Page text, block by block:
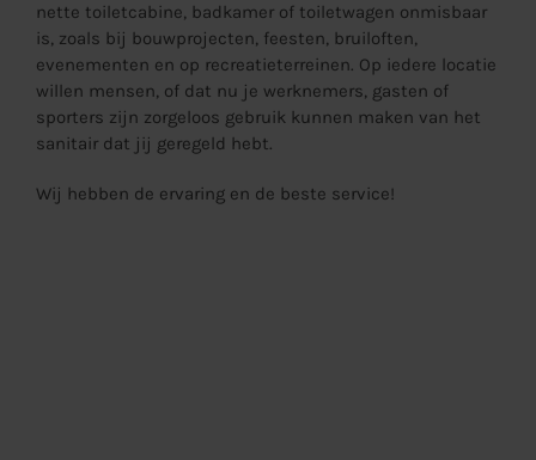
nette toiletcabine, badkamer of toiletwagen onmisbaar
is, zoals bij bouwprojecten, feesten, bruiloften,
evenementen en op recreatieterreinen. Op iedere locatie
willen mensen, of dat nu je werknemers, gasten of
sporters zijn zorgeloos gebruik kunnen maken van het
sanitair dat jij geregeld hebt.
Wij hebben de ervaring en de beste service!